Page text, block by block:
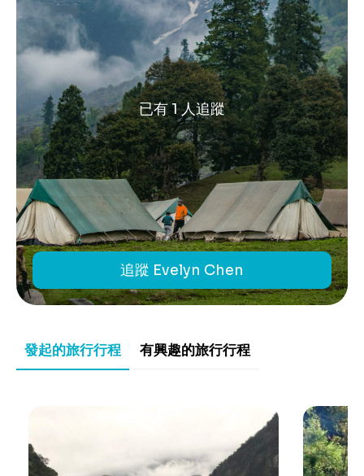
已有 1 人追蹤
追蹤 Evelyn Chen
發起的旅行行程 有興趣的旅行行程